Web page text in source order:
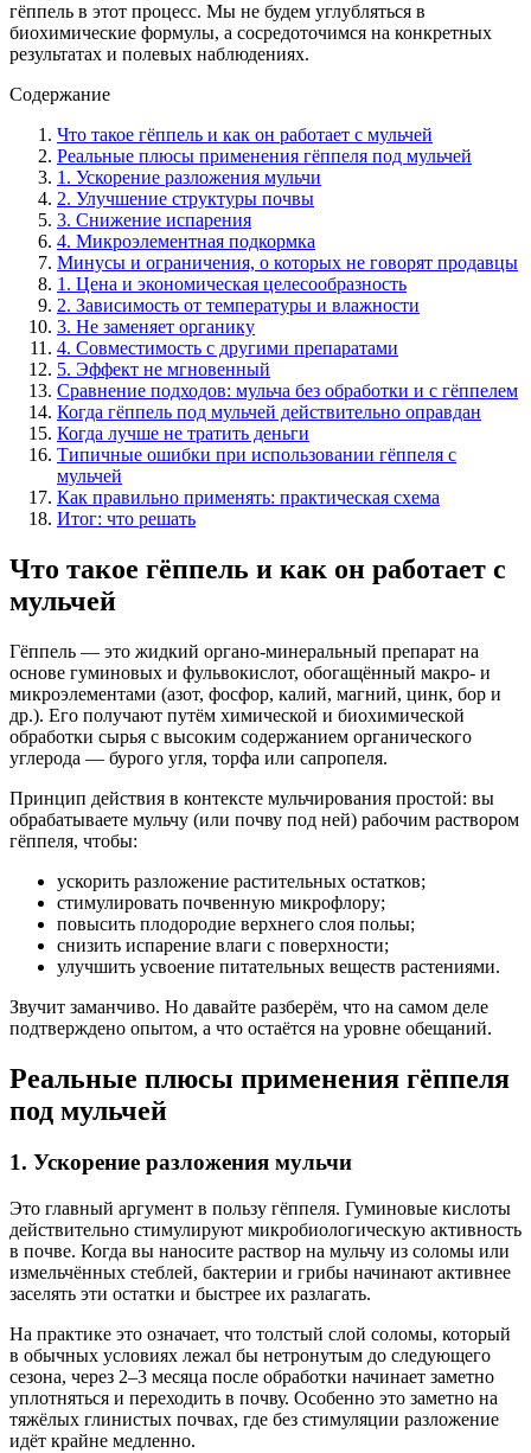
гёппель в этот процесс. Мы не будем углубляться в
биохимические формулы, а сосредоточимся на конкретных
результатах и полевых наблюдениях.
Содержание
Что такое гёппель и как он работает с мульчей
Реальные плюсы применения гёппеля под мульчей
1. Ускорение разложения мульчи
2. Улучшение структуры почвы
3. Снижение испарения
4. Микроэлементная подкормка
Минусы и ограничения, о которых не говорят продавцы
1. Цена и экономическая целесообразность
2. Зависимость от температуры и влажности
3. Не заменяет органику
4. Совместимость с другими препаратами
5. Эффект не мгновенный
Сравнение подходов: мульча без обработки и с гёппелем
Когда гёппель под мульчей действительно оправдан
Когда лучше не тратить деньги
Типичные ошибки при использовании гёппеля с
мульчей
Как правильно применять: практическая схема
Итог: что решать
Что такое гёппель и как он работает с
мульчей
Гёппель — это жидкий органо-минеральный препарат на
основе гуминовых и фульвокислот, обогащённый макро- и
микроэлементами (азот, фосфор, калий, магний, цинк, бор и
др.). Его получают путём химической и биохимической
обработки сырья с высоким содержанием органического
углерода — бурого угля, торфа или сапропеля.
Принцип действия в контексте мульчирования простой: вы
обрабатываете мульчу (или почву под ней) рабочим раствором
гёппеля, чтобы:
ускорить разложение растительных остатков;
стимулировать почвенную микрофлору;
повысить плодородие верхнего слоя польы;
снизить испарение влаги с поверхности;
улучшить усвоение питательных веществ растениями.
Звучит заманчиво. Но давайте разберём, что на самом деле
подтверждено опытом, а что остаётся на уровне обещаний.
Реальные плюсы применения гёппеля
под мульчей
1. Ускорение разложения мульчи
Это главный аргумент в пользу гёппеля. Гуминовые кислоты
действительно стимулируют микробиологическую активность
в почве. Когда вы наносите раствор на мульчу из соломы или
измельчённых стеблей, бактерии и грибы начинают активнее
заселять эти остатки и быстрее их разлагать.
На практике это означает, что толстый слой соломы, который
в обычных условиях лежал бы нетронутым до следующего
сезона, через 2–3 месяца после обработки начинает заметно
уплотняться и переходить в почву. Особенно это заметно на
тяжёлых глинистых почвах, где без стимуляции разложение
идёт крайне медленно.